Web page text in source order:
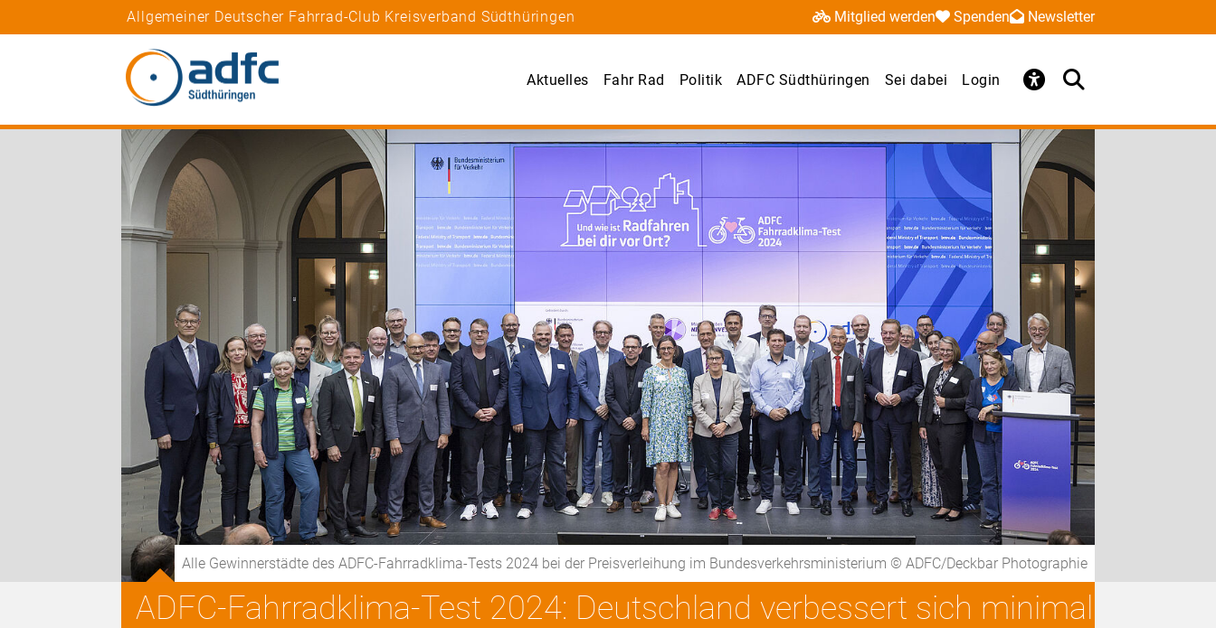
Allgemeiner Deutscher Fahrrad-Club Kreisverband Südthüringen Mitglied werden Spenden Newsletter
Aktuelles Fahr Rad Politik ADFC Südthüringen Sei dabei Login
Alle Gewinnerstädte des ADFC-Fahrradklima-Tests 2024 bei der Preisverleihung im Bundesverkehrsministerium © ADFC/Deckbar Photographie
ADFC-Fahrradklima-Test 2024: Deutschland verbessert sich minimal